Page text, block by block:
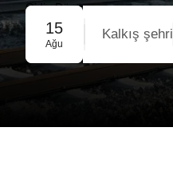
Gidiş-Dönüş
Grup Rezervasyonu
15
Ağu
Kalkış şehri